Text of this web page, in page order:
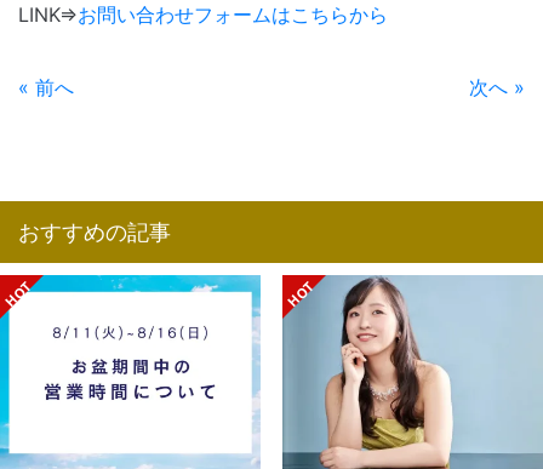
LINK⇒お問い合わせフォームはこちらから
« 前へ 次へ »
おすすめの記事